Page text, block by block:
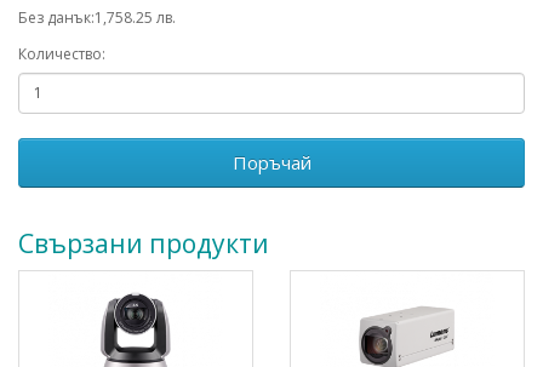
Без данък:1,758.25 лв.
Количество:
Поръчай
Свързани продукти